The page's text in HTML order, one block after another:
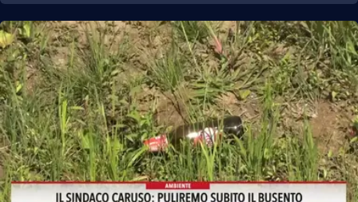
Eventi
Food
Storie
LAC
NETWORK